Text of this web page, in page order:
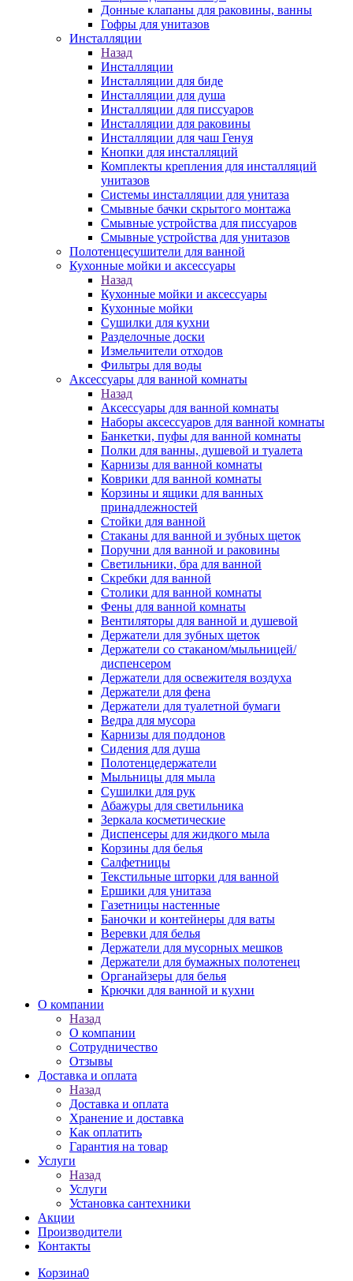
Донные клапаны для раковины, ванны
Гофры для унитазов
Инсталляции
Назад
Инсталляции
Инсталляции для биде
Инсталляции для душа
Инсталляции для писсуаров
Инсталляции для раковины
Инсталляции для чаш Генуя
Кнопки для инсталляций
Комплекты крепления для инсталляций
унитазов
Системы инсталляции для унитаза
Смывные бачки скрытого монтажа
Смывные устройства для писсуаров
Смывные устройства для унитазов
Полотенцесушители для ванной
Кухонные мойки и аксессуары
Назад
Кухонные мойки и аксессуары
Кухонные мойки
Сушилки для кухни
Разделочные доски
Измельчители отходов
Фильтры для воды
Аксессуары для ванной комнаты
Назад
Аксессуары для ванной комнаты
Наборы аксессуаров для ванной комнаты
Банкетки, пуфы для ванной комнаты
Полки для ванны, душевой и туалета
Карнизы для ванной комнаты
Коврики для ванной комнаты
Корзины и ящики для ванных
принадлежностей
Стойки для ванной
Стаканы для ванной и зубных щеток
Поручни для ванной и раковины
Светильники, бра для ванной
Скребки для ванной
Столики для ванной комнаты
Фены для ванной комнаты
Вентиляторы для ванной и душевой
Держатели для зубных щеток
Держатели со стаканом/мыльницей/
диспенсером
Держатели для освежителя воздуха
Держатели для фена
Держатели для туалетной бумаги
Ведра для мусора
Карнизы для поддонов
Сидения для душа
Полотенцедержатели
Мыльницы для мыла
Сушилки для рук
Абажуры для светильника
Зеркала косметические
Диспенсеры для жидкого мыла
Корзины для белья
Салфетницы
Текстильные шторки для ванной
Ершики для унитаза
Газетницы настенные
Баночки и контейнеры для ваты
Веревки для белья
Держатели для мусорных мешков
Держатели для бумажных полотенец
Органайзеры для белья
Крючки для ванной и кухни
О компании
Назад
О компании
Сотрудничество
Отзывы
Доставка и оплата
Назад
Доставка и оплата
Хранение и доставка
Как оплатить
Гарантия на товар
Услуги
Назад
Услуги
Установка сантехники
Акции
Производители
Контакты
Корзина0